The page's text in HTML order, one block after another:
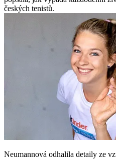
českých tenistů.
Neumannová odhalila detaily ze